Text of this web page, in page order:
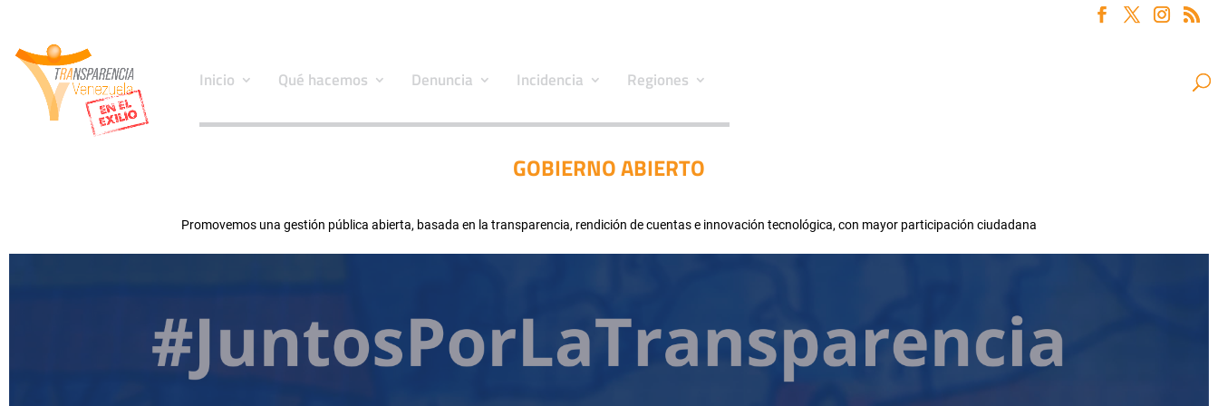
Inicio Qué hacemos Denuncia Incidencia Regiones
GOBIERNO ABIERTO
Promovemos una gestión pública abierta, basada en la transparencia, rendición de cuentas e innovación tecnológica, con mayor participación ciudadana